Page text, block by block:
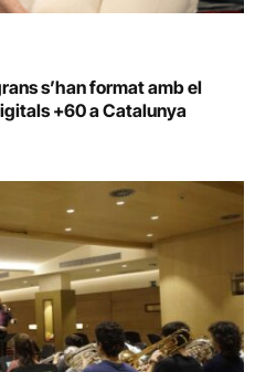
s’han format amb el
+60 a Catalunya